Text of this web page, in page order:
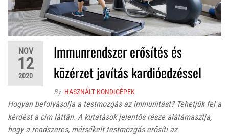
NOV
12
2020
Immunrendszer erősítés és
közérzet javítás kardióedzéssel
By HASZNÁLT KONDIGÉPEK
Hogyan befolyásolja a testmozgás az immunitást? Tehetjük fel a
kérdést a cím láttán. A kutatások jelentős része alátámasztja,
hogy a rendszeres, mérsékelt testmozgás erősíti az